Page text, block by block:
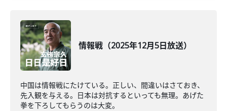
情報戦（2025年12月5日放送）
中国は情報戦にたけている。正しい、間違いはさておき、
先入観を与える。日本は対抗するといっても無理。あげた
拳を下ろしてもらうのは大変。